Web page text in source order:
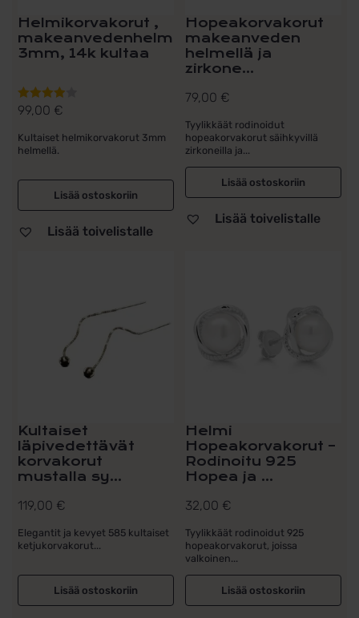
Helmikorvakorut ,
makeanvedenhelmi
3mm, 14k kultaa
Arvostelu
4.00/ 5
99,00 €
Kultaiset helmikorvakorut 3mm
helmellä.
Lisää ostoskoriin
Lisää toivelistalle
Hopeakorvakorut
makeanveden
helmellä ja
zirkone...
79,00 €
Tyylikkäät rodinoidut
hopeakorvakorut säihkyvillä
zirkoneilla ja...
Lisää ostoskoriin
Lisää toivelistalle
Kultaiset
läpivedettävät
korvakorut
mustalla sy...
119,00 €
Elegantit ja kevyet 585 kultaiset
ketjukorvakorut...
Lisää ostoskoriin
Helmi
Hopeakorvakorut –
Rodinoitu 925
Hopea ja ...
32,00 €
Tyylikkäät rodinoidut 925
hopeakorvakorut, joissa
valkoinen...
Lisää ostoskoriin